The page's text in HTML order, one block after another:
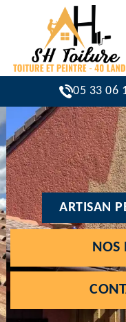
05 33 06
ARTISAN
NOS